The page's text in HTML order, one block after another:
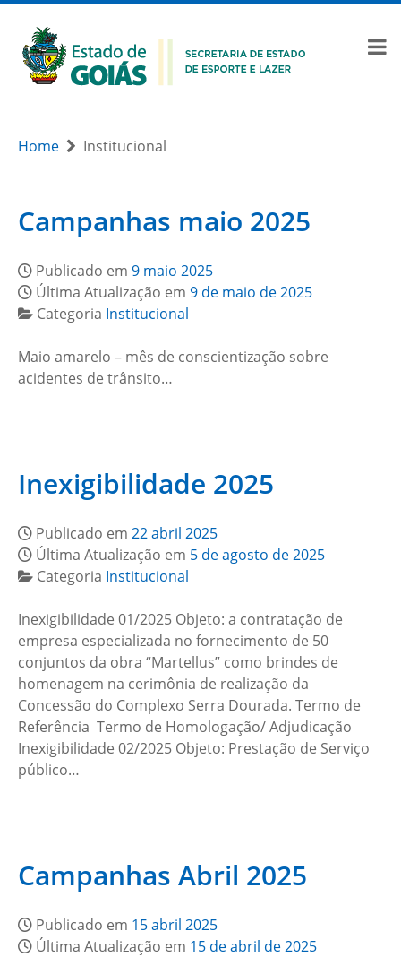
Home Institucional
Campanhas maio 2025
Publicado em 9 maio 2025
Última Atualização em 9 de maio de 2025
Categoria Institucional
Maio amarelo – mês de conscientização sobre
acidentes de trânsito…
Inexigibilidade 2025
Publicado em 22 abril 2025
Última Atualização em 5 de agosto de 2025
Categoria Institucional
Inexigibilidade 01/2025 Objeto: a contratação de
empresa especializada no fornecimento de 50
conjuntos da obra “Martellus” como brindes de
homenagem na cerimônia de realização da
Concessão do Complexo Serra Dourada. Termo de
Referência Termo de Homologação/ Adjudicação
Inexigibilidade 02/2025 Objeto: Prestação de Serviço
público…
Campanhas Abril 2025
Publicado em 15 abril 2025
Última Atualização em 15 de abril de 2025